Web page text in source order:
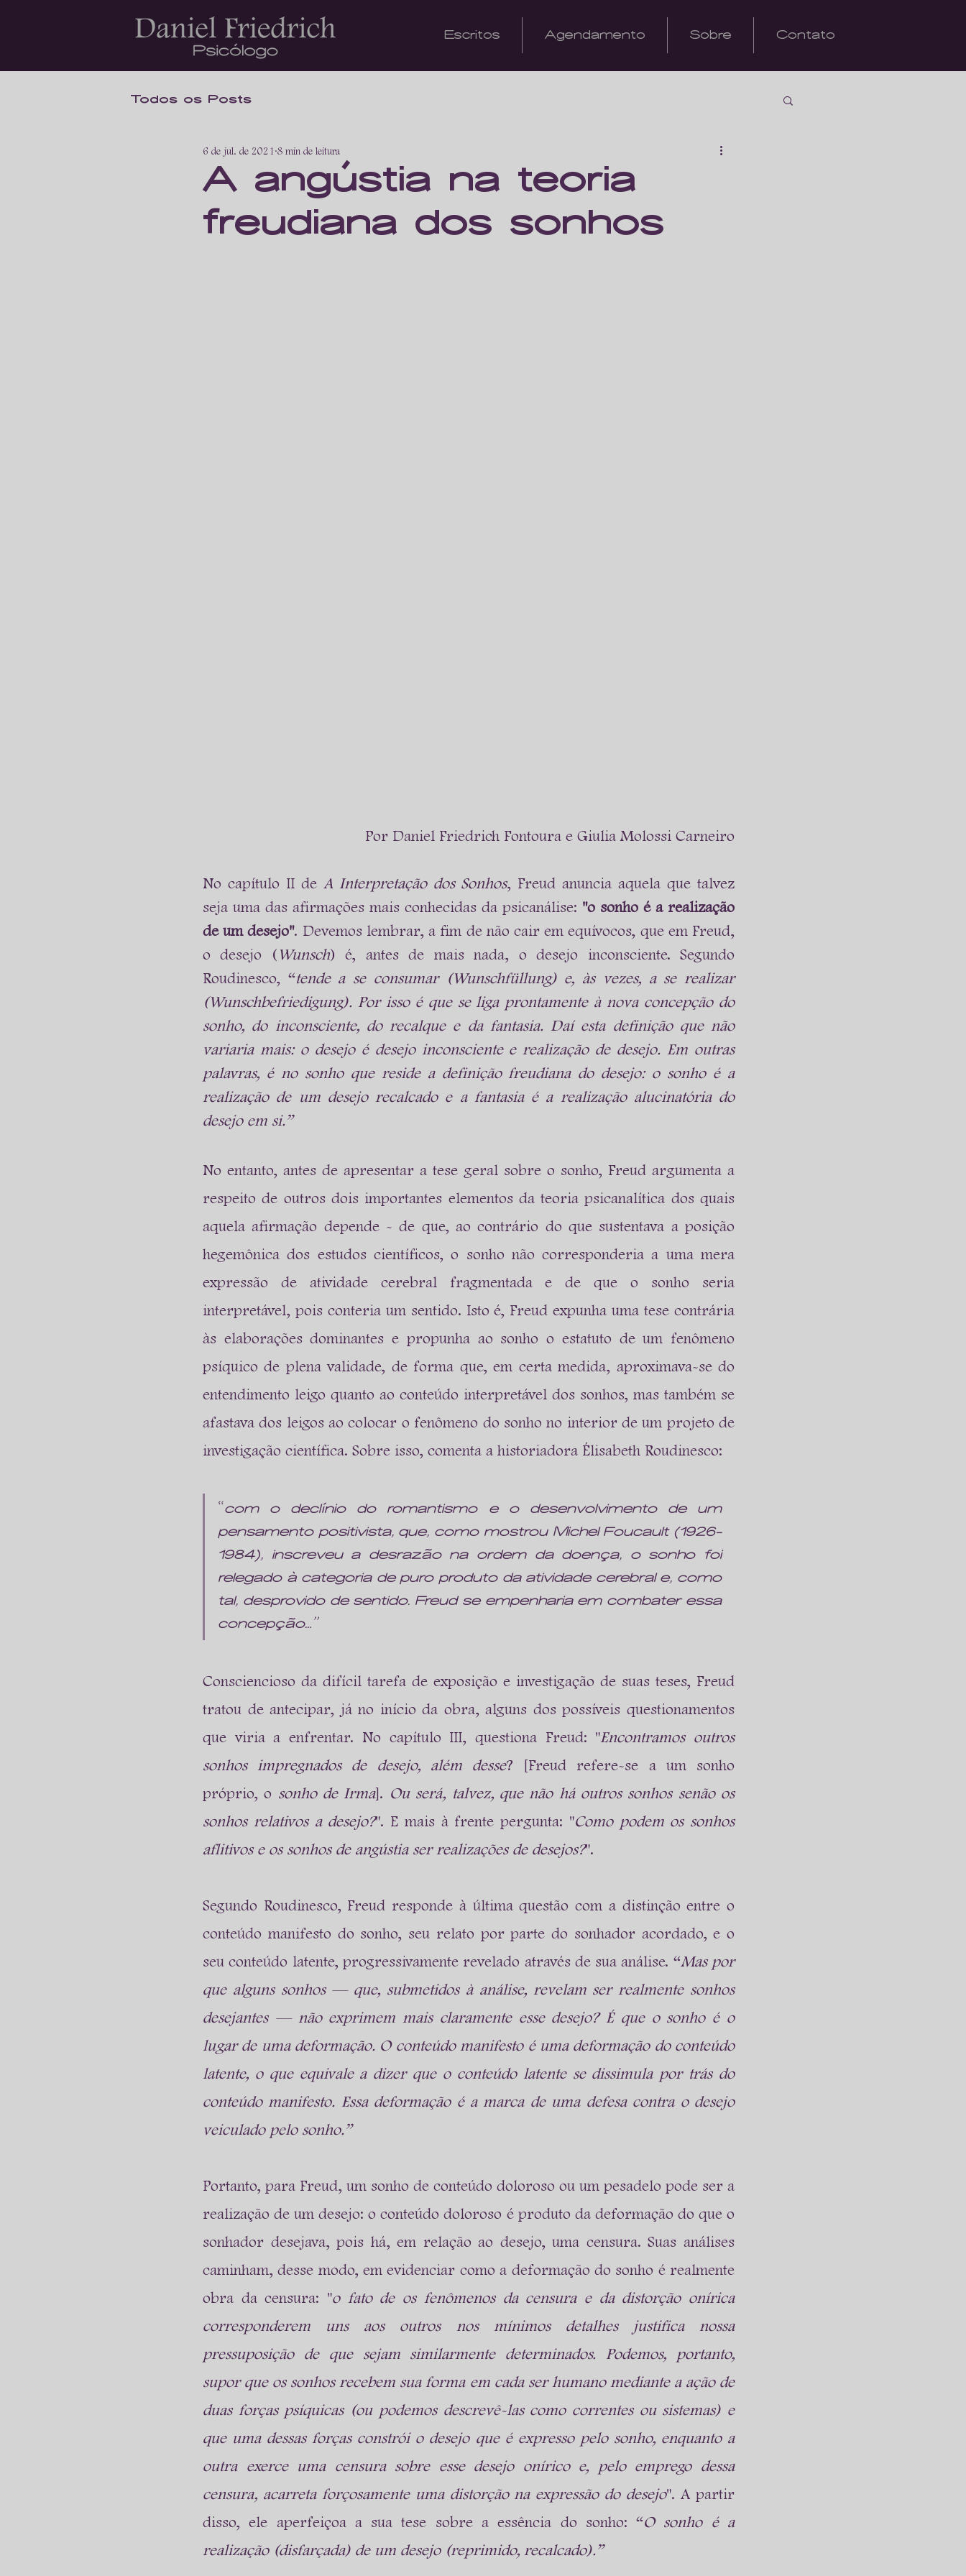
Escritos Agendamento Sobre Contato
Todos os Posts
A angústia na teoria
freudiana dos sonhos
6 de jul. de 2021 8 min de leitura
Por Daniel Friedrich Fontoura e Giulia Molossi Carneiro
No capítulo II de A Interpretação dos Sonhos, Freud anuncia aquela que talvez
seja uma das afirmações mais conhecidas da psicanálise: "o sonho é a realização
de um desejo". Devemos lembrar, a fim de não cair em equívocos, que em Freud,
o desejo ( Wunsch) é, antes de mais nada, o desejo inconsciente. Segundo
Roudinesco, “tende a se consumar (Wunschfüllung) e, às vezes, a se realizar
(Wunschbefriedigung). Por isso é que se liga prontamente à nova concepção do
sonho, do inconsciente, do recalque e da fantasia. Daí esta definição que não
variaria mais: o desejo é desejo inconsciente e realização de desejo. Em outras
palavras, é no sonho que reside a definição freudiana do desejo: o sonho é a
realização de um desejo recalcado e a fantasia é a realização alucinatória do
desejo em si.”
No entanto, antes de apresentar a tese geral sobre o sonho, Freud argumenta a
respeito de outros dois importantes elementos da teoria psicanalítica dos quais
aquela afirmação depende - de que, ao contrário do que sustentava a posição
hegemônica dos estudos científicos, o sonho não corresponderia a uma mera
expressão de atividade cerebral fragmentada e de que o sonho seria
interpretável, pois conteria um sentido. Isto é, Freud expunha uma tese contrária
às elaborações dominantes e propunha ao sonho o estatuto de um fenômeno
psíquico de plena validade, de forma que, em certa medida, aproximava-se do
entendimento leigo quanto ao conteúdo interpretável dos sonhos, mas também se
afastava dos leigos ao colocar o fenômeno do sonho no interior de um projeto de
investigação científica. Sobre isso, comenta a historiadora Élisabeth Roudinesco:
com o declínio do romantismo e o desenvolvimento de um
pensamento positivista, que, como mostrou Michel Foucault (1926-
1984), inscreveu a desrazão na ordem da doença, o sonho foi
relegado à categoria de puro produto da atividade cerebral e, como
tal, desprovido de sentido. Freud se empenharia em combater essa
concepção...”
Consciencioso da difícil tarefa de exposição e investigação de suas teses, Freud
tratou de antecipar, já no início da obra, alguns dos possíveis questionamentos
que viria a enfrentar. No capítulo III, questiona Freud: "Encontramos outros
sonhos impregnados de desejo, além desse? [Freud refere-se a um sonho
próprio, o sonho de Irma]. Ou será, talvez, que não há outros sonhos senão os
sonhos relativos a desejo?". E mais à frente pergunta: "Como podem os sonhos
aflitivos e os sonhos de angústia ser realizações de desejos?".
Segundo Roudinesco, Freud responde à última questão com a distinção entre o
conteúdo manifesto do sonho, seu relato por parte do sonhador acordado, e o
seu conteúdo latente, progressivamente revelado através de sua análise. “Mas por
que alguns sonhos — que, submetidos à análise, revelam ser realmente sonhos
desejantes — não exprimem mais claramente esse desejo? É que o sonho é o
lugar de uma deformação. O conteúdo manifesto é uma deformação do conteúdo
latente, o que equivale a dizer que o conteúdo latente se dissimula por trás do
conteúdo manifesto. Essa deformação é a marca de uma defesa contra o desejo
veiculado pelo sonho.”
Portanto, para Freud, um sonho de conteúdo doloroso ou um pesadelo pode ser a
realização de um desejo: o conteúdo doloroso é produto da deformação do que o
sonhador desejava, pois há, em relação ao desejo, uma censura. Suas análises
caminham, desse modo, em evidenciar como a deformação do sonho é realmente
obra da censura: "o fato de os fenômenos da censura e da distorção onírica
corresponderem uns aos outros nos mínimos detalhes justifica nossa
pressuposição de que sejam similarmente determinados. Podemos, portanto,
supor que os sonhos recebem sua forma em cada ser humano mediante a ação de
duas forças psíquicas (ou podemos descrevê-las como correntes ou sistemas) e
que uma dessas forças constrói o desejo que é expresso pelo sonho, enquanto a
outra exerce uma censura sobre esse desejo onírico e, pelo emprego dessa
censura, acarreta forçosamente uma distorção na expressão do desejo". A partir
disso, ele aperfeiçoa a sua tese sobre a essência do sonho: “O sonho é a
realização (disfarçada) de um desejo (reprimido, recalcado).”